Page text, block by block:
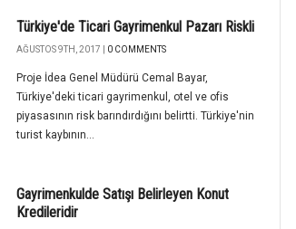
Türkiye'de Ticari Gayrimenkul Pazarı Riskli
AĞUSTOS 9TH, 2017 | 0 COMMENTS
Proje İdea Genel Müdürü Cemal Bayar,
Türkiye'deki ticari gayrimenkul, otel ve ofis
piyasasının risk barındırdığını belirtti. Türkiye'nin
turist kaybının...
Gayrimenkulde Satışı Belirleyen Konut
Kredileridir